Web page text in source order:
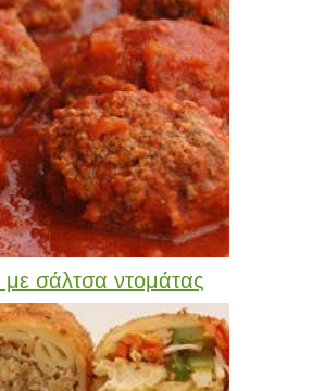
με σάλτσα ντομάτας